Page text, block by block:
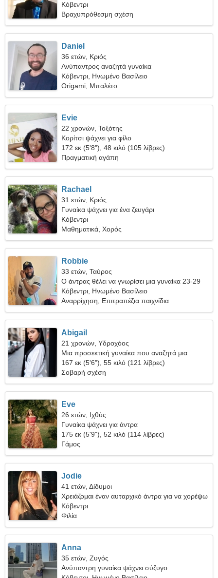
Κόβεντρι
Βραχυπρόθεσμη σχέση
Daniel
36 ετών, Κριός
Ανύπαντρος αναζητά γυναίκα
Κόβεντρι, Ηνωμένο Βασίλειο
Origami, Μπαλέτο
Evie
22 χρονών, Τοξότης
Κορίτσι ψάχνει για φίλο
172 εκ (5'8"), 48 κιλό (105 λίβρες)
Πραγματική αγάπη
Rachael
31 ετών, Κριός
Γυναίκα ψάχνει για ένα ζευγάρι
Κόβεντρι
Μαθηματικά, Χορός
Robbie
33 ετών, Ταύρος
Ο άντρας θέλει να γνωρίσει μια γυναίκα 23-29
Κόβεντρι, Ηνωμένο Βασίλειο
Αναρρίχηση, Επιτραπέζια παιχνίδια
Abigail
21 χρονών, Υδροχόος
Μια προσεκτική γυναίκα που αναζητά μια
παθιασμένη σχέση
167 εκ (5'6"), 55 κιλό (121 λίβρες)
Σοβαρή σχέση
Eve
26 ετών, Ιχθύς
Γυναίκα ψάχνει για άντρα
175 εκ (5'9"), 52 κιλό (114 λίβρες)
Γάμος
Jodie
41 ετών, Δίδυμοι
Χρειάζομαι έναν αυταρχικό άντρα για να χορέψω
Κόβεντρι
Φιλία
Anna
35 ετών, Ζυγός
Ανύπαντρη γυναίκα ψάχνει σύζυγο